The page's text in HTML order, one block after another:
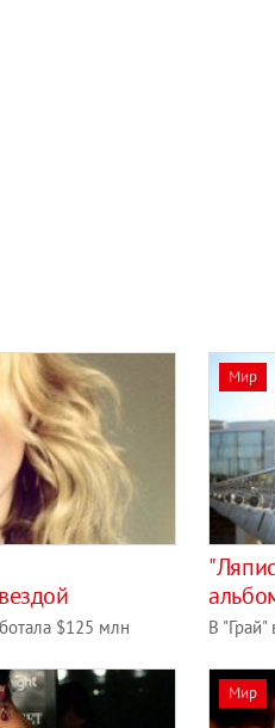
$125 млн
Мир
В "Грай"
Мир